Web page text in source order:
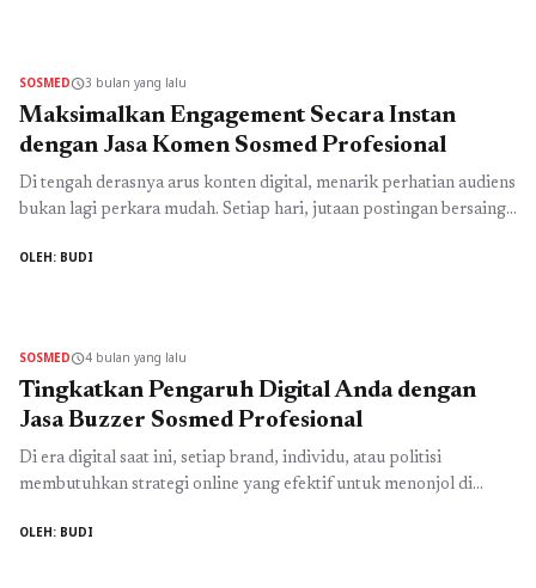
SOSMEDschedule3 bulan yang lalu
Maksimalkan Engagement Secara Instan
dengan Jasa Komen Sosmed Profesional
Di tengah derasnya arus konten digital, menarik perhatian audiens
bukan lagi perkara mudah. Setiap hari, jutaan postingan bersaing
konten Anda sepi komentar, peluang untuk berkembang pun ikut
OLEH: BUDI
SOSMEDschedule4 bulan yang lalu
Tingkatkan Pengaruh Digital Anda dengan
Jasa Buzzer Sosmed Profesional
Di era digital saat ini, setiap brand, individu, atau politisi
membutuhkan strategi online yang efektif untuk menonjol di
berbagi konten; platform seperti Instagram, TikTok, YouTube, dan
OLEH: BUDI